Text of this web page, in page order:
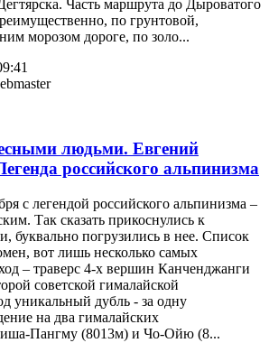
Часть маршрута до Дыроватого
по грунтовой,
морозом дороге, по золо...
людьми. Евгений
российского альпинизма
с легендой российского альпинизма –
Так сказать прикоснулись к
буквально погрузились в нее. Список
вот лишь несколько самых
– траверс 4-х вершин Канченджанги
советской гималайской
уникальный дубль - за одну
на два гималайских
Пангму (8013м) и Чо-Ойю (8...